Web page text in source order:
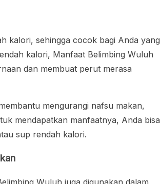
kalori, sehingga cocok bagi Anda yang
kalori, Manfaat Belimbing Wuluh
dan membuat perut merasa
mengurangi nafsu makan,
mendapatkan manfaatnya, Anda bisa
sup rendah kalori.